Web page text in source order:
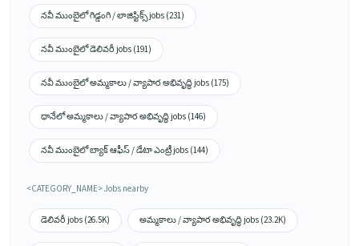
నవీ ముంబైలో గిడ్డంగి / లాజిస్టిక్స్ jobs (231)
నవీ ముంబైలో డెలివరీ jobs (191)
నవీ ముంబైలో అమ్మకాలు / వ్యాపార అభివృద్ధి jobs (175)
థానేలో అమ్మకాలు / వ్యాపార అభివృద్ధి jobs (146)
నవీ ముంబైలో బ్యాక్ ఆఫీస్ / డేటా ఎంట్రీ jobs (144)
<CATEGORY_NAME> Jobs nearby
డెలివరీ jobs (26.5K) అమ్మకాలు / వ్యాపార అభివృద్ధి jobs (23.2K)